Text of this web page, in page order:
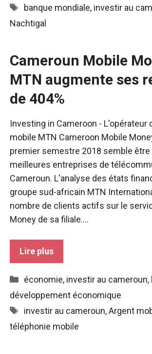
Étiquettes
banque mondiale, investir au
Nachtigal
Cameroun Mobile
MTN augmente ses
de 404%
Investing in Cameroon - L'opérateur
mobile MTN Cameroon Mobile
premier semestre 2018 semble être
meilleures entreprises de
Cameroun. L'analyse des états
groupe sud-africain MTN
nombre de clients actifs sur le
Money de sa filiale....
Lire plus
Catégories
économie, investir au cameroun,
développement économique
Étiquettes
investir au cameroun,Argent
téléphonie mobile